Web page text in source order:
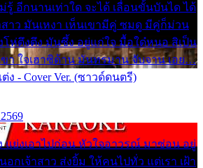
รู้ อีกนานเท่าใด จะได้ เลื่อนขั้นบันได ได้
สาว มันเหงา เห็นเขามีคู่ ซมดู มีคู่ก็ม่วน
โห่ตึงตึง มันซึ้ง อยู่แก่ใจ มื้อใด๋หนอ สิเป็น
ขา ใจเฮาซิด้าน มันทรมาน จับจาน เอย…
ง - Cover Ver. (ซาวด์ดนตรี)
แย่งเอาไปก่อน หัวใจอาวรณ์ มาซ่อน อยู่
กเจ้าสาว ส่งยิ้ม ให้คนไปทั่ว แต่เรา เฝ้า